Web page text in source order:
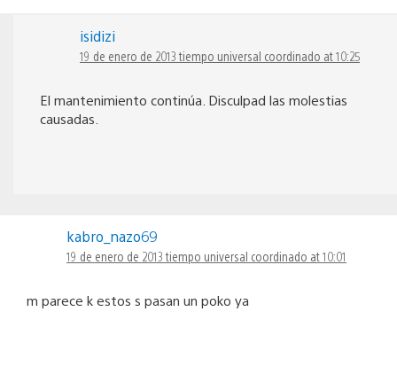
isidizi
19 de enero de 2013 tiempo universal coordinado at 10:25
El mantenimiento continúa. Disculpad las molestias
causadas.
kabro_nazo69
19 de enero de 2013 tiempo universal coordinado at 10:01
m parece k estos s pasan un poko ya